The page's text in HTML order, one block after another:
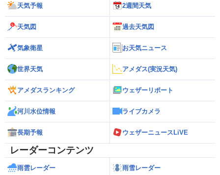
天気予報 2週間天気
天気図 過去天気図
気象衛星 お天気ニュース
世界天気 アメダス(実況天気)
アメダスランキング ウェザーリポート
河川水位情報 ライブカメラ
長期予報 ウェザーニュースLiVE
レーダーコンテンツ
雨雲レーダー 雨雪レーダー